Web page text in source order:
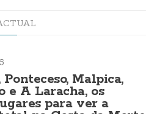
Ponteceso, Malpica,
e A Laracha, os
para ver a